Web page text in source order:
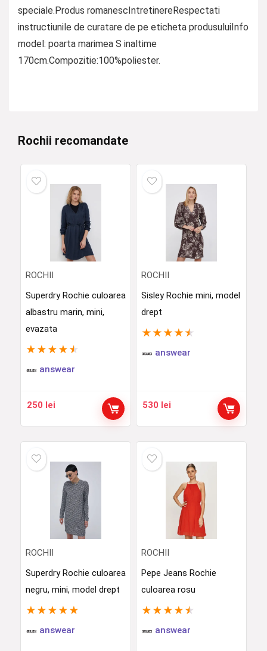
speciale.Produs romanescIntretinereRespectati
instructiunile de curatare de pe eticheta produsuluiInfo
model: poarta marimea S inaltime
170cm.Compozitie:100%poliester.
Rochii recomandate
ROCHII
Superdry Rochie culoarea
albastru marin, mini,
evazata
★ ★ ★ ★ ★
answear
250 lei
ROCHII
Sisley Rochie mini, model
drept
★ ★ ★ ★ ★
answear
530 lei
ROCHII
Superdry Rochie culoarea
negru, mini, model drept
★ ★ ★ ★ ★
answear
ROCHII
Pepe Jeans Rochie
culoarea rosu
★ ★ ★ ★ ★
answear